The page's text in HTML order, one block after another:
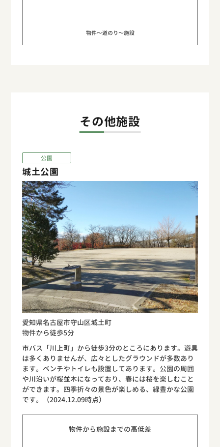
物件〜道のり〜施設
その他施設
公園
城土公園
愛知県名古屋市守山区城土町
物件から徒歩5分
市バス「川上町」から徒歩3分のところにあります。遊具
は多くありませんが、広々としたグラウンドが多数あり
ます。ベンチやトイレも設置してあります。公園の周囲
や川沿いが桜並木になっており、春には桜を楽しむこと
ができます。四季折々の景色が楽しめる、緑豊かな公園
です。（2024.12.09時点）
物件から施設までの高低差